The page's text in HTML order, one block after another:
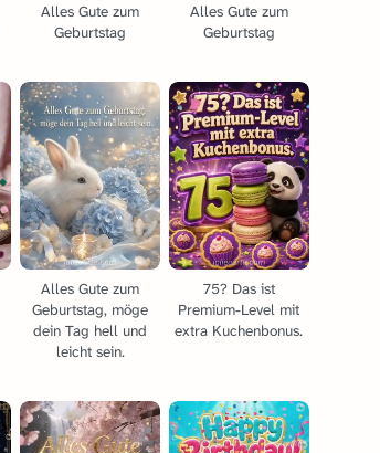
Alles Gute zum
Geburtstag
Alles Gute zum
Geburtstag
Alles Gute zum
Geburtstag, möge
dein Tag hell und
leicht sein.
75? Das ist
Premium-Level mit
extra Kuchenbonus.